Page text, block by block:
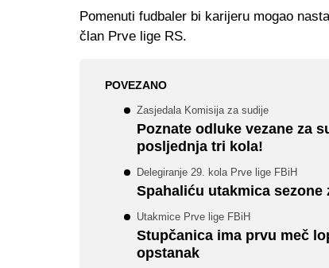
Pomenuti fudbaler bi karijeru mogao
član Prve lige RS.
POVEZANO
Zasjedala Komisija za sudije
Poznate odluke vezane za
posljednja tri kola!
Delegiranje 29. kola Prve lige FBiH
Spahaliću utakmica
Utakmice Prve lige FBiH
Stupčanica ima prvu meč
opstanak